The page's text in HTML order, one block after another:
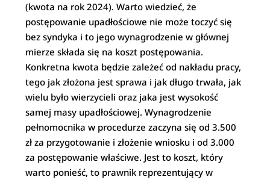
(kwota na rok 2024). Warto wiedzieć, że
postępowanie upadłościowe nie może toczyć się
bez syndyka i to jego wynagrodzenie w głównej
mierze składa się na koszt postępowania.
Konkretna kwota będzie zależeć od nakładu pracy,
tego jak złożona jest sprawa i jak długo trwała, jak
wielu było wierzycieli oraz jaka jest wysokość
samej masy upadłościowej. Wynagrodzenie
pełnomocnika w procedurze zaczyna się od 3.500
zł za przygotowanie i złożenie wniosku i od 3.000
za postępowanie właściwe. Jest to koszt, który
warto ponieść, to prawnik reprezentujący w